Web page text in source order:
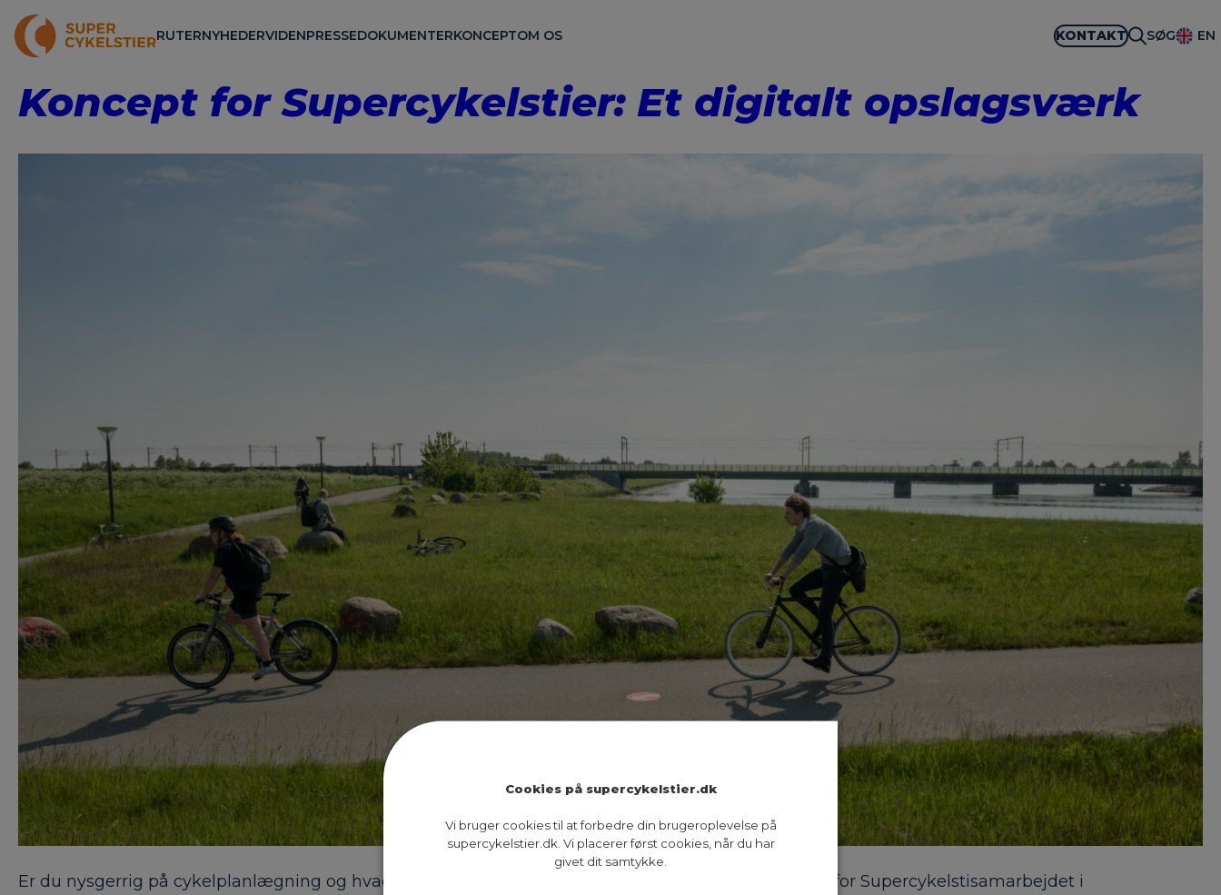
RUTERNYHEDERVIDENPRESSEDOKUMENTERKONCEPTOM OS KONTAKT SØG EN
Koncept for Supercykelstier: Et digitalt opslagsværk
Er du nysgerrig på cykelplanlægning og hvad en supercykelsti er, så kan du nu læse om konceptet for Supercykelstisamarbejdet i
Cookies på supercykelstier.dk
Vi bruger cookies til at forbedre din brugeroplevelse på
supercykelstier.dk. Vi placerer først cookies, når du har
givet dit samtykke.